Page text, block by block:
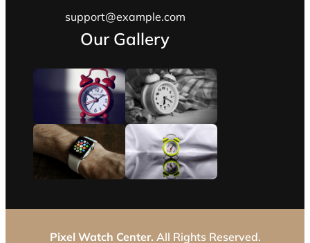
support@example.com
Our Gallery
Pixel Watch Center. All Rights Reserved.